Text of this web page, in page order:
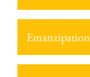
Emanzipation